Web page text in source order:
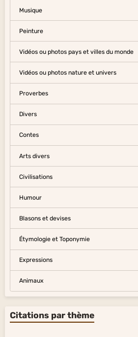
Musique
Peinture
Vidéos ou photos pays et villes du monde
Vidéos ou photos nature et univers
Proverbes
Divers
Contes
Arts divers
Civilisations
Humour
Blasons et devises
Étymologie et Toponymie
Expressions
Animaux
Citations par thème